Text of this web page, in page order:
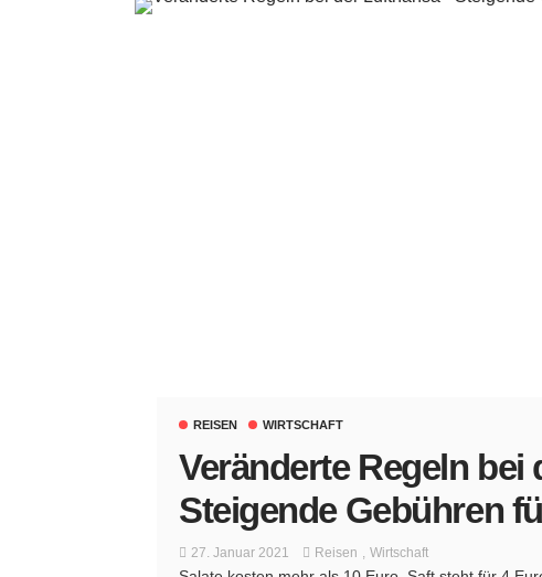
REISEN WIRTSCHAFT
Veränderte Regeln bei
Steigende Gebühren
27. Januar 2021 Reisen Wirtschaft